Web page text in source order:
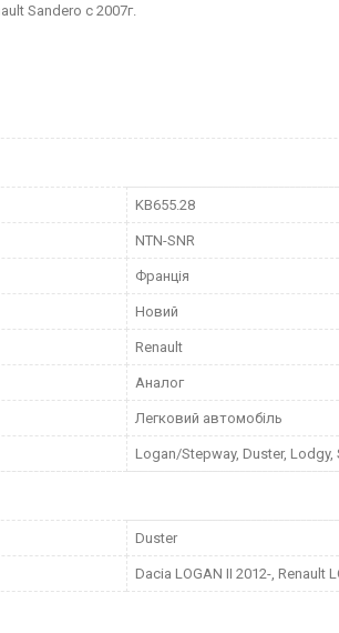
Sandero c 2007г.
KB655.28
NTN-SNR
Франція
Новий
Renault
Аналог
Легковий автомобіль
Logan/Stepway, Duster, Lodgy,
Duster
Dacia LOGAN II 2012-, Renault